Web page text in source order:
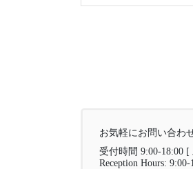
お気軽にお問い合わ
受付時間 9:00-18:00
Reception Hours: